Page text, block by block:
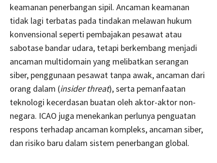
keamanan penerbangan sipil. Ancaman keamanan
tidak lagi terbatas pada tindakan melawan hukum
konvensional seperti pembajakan pesawat atau
sabotase bandar udara, tetapi berkembang menjadi
ancaman multidomain yang melibatkan serangan
siber, penggunaan pesawat tanpa awak, ancaman dari
orang dalam (insider threat), serta pemanfaatan
teknologi kecerdasan buatan oleh aktor-aktor non-
negara. ICAO juga menekankan perlunya penguatan
respons terhadap ancaman kompleks, ancaman siber,
dan risiko baru dalam sistem penerbangan global.